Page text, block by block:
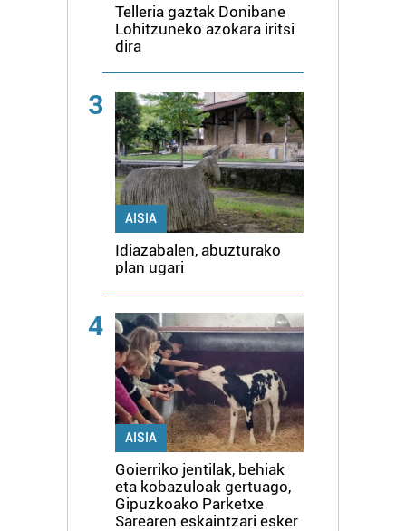
Telleria gaztak Donibane
Lohitzuneko azokara iritsi
dira
3
AISIA
Idiazabalen, abuzturako
plan ugari
4
AISIA
Goierriko jentilak, behiak
eta kobazuloak gertuago,
Gipuzkoako Parketxe
Sarearen eskaintzari esker